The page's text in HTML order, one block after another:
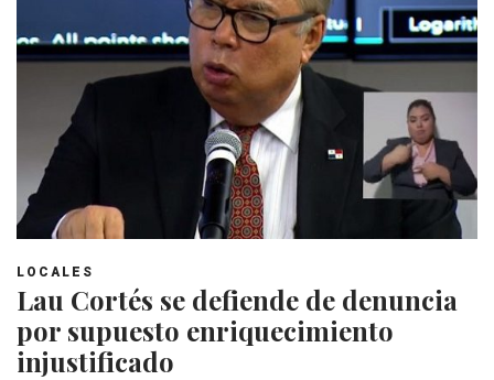
LOCALES
Lau Cortés se defiende de denuncia
por supuesto enriquecimiento
injustificado